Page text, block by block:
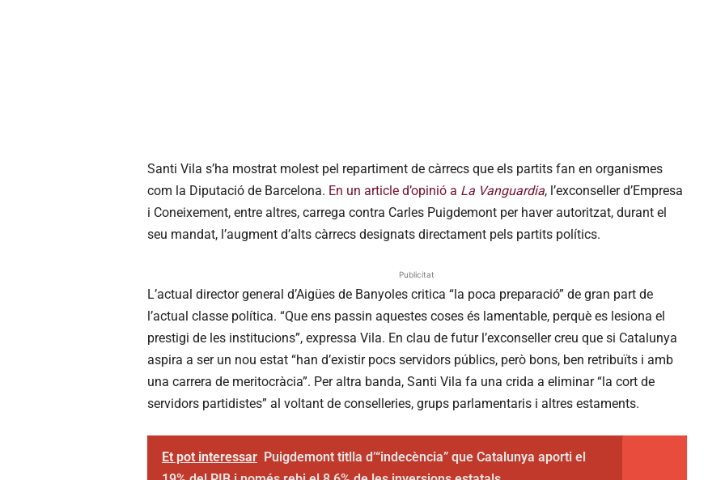
Santi Vila s’ha mostrat molest pel repartiment de càrrecs que els partits fan en organismes
com la Diputació de Barcelona. En un article d’opinió a La Vanguardia, l’exconseller d’Empresa
i Coneixement, entre altres, carrega contra Carles Puigdemont per haver autoritzat, durant el
seu mandat, l’augment d’alts càrrecs designats directament pels partits polítics.
Publicitat
L’actual director general d’Aigües de Banyoles critica “la poca preparació” de gran part de
l’actual classe política. “Que ens passin aquestes coses és lamentable, perquè es lesiona el
prestigi de les institucions”, expressa Vila. En clau de futur l’exconseller creu que si Catalunya
aspira a ser un nou estat “han d’existir pocs servidors públics, però bons, ben retribuïts i amb
una carrera de meritocràcia”. Per altra banda, Santi Vila fa una crida a eliminar “la cort de
servidors partidistes” al voltant de conselleries, grups parlamentaris i altres estaments.
Et pot interessar Puigdemont titlla d’“indecència” que Catalunya aporti el